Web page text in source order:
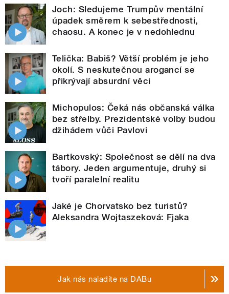
Joch: Sledujeme Trumpův mentální
úpadek směrem k sebestřednosti,
chaosu. A konec je v nedohlednu
Telička: Babiš? Větší problém je jeho
okolí. S neskutečnou arogancí se
přikrývají absurdní věci
Michopulos: Čeká nás občanská válka
bez střelby. Prezidentské volby budou
džihádem vůči Pavlovi
Bartkovský: Společnost se dělí na dva
tábory. Jeden argumentuje, druhý si
tvoří paralelní realitu
Jaké je Chorvatsko bez turistů?
Aleksandra Wojtaszeková: Fjaka
Jak nás naladíte na DABu